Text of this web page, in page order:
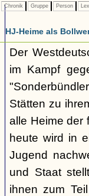
Chronik Gruppe Person
HJ-Heime als
Der
im Kampf
Stätten zu
alle Heime der
heute wird in
Jugend
und Staat
ihnen zum